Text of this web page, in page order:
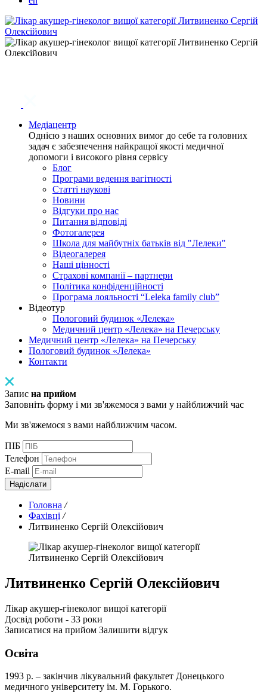
Медіацентр
Однією з наших основних вимог до себе та головних
задач є забезпечення найкращої якості медичної
допомоги і високого рівня сервісу
Блог
Програми ведення вагітності
Статті наукові
Новини
Відгуки про нас
Питання відповіді
Фотогалерея
Школа для майбутніх батьків від "Лелеки"
Відеогалерея
Наші цінності
Страхові компанії – партнери
Політика конфіденційності
Програма лояльності “Leleka family club”
Відеотур
Пологовий будинок «Лелека»
Медичний центр «Лелека» на Печерську
Медичний центр «Лелека» на Печерську
Пологовий будинок «Лелека»
Контакти
Запис на прийом
Заповніть форму і ми зв'яжемося з вами у найближчий час
Ми зв'яжемося з вами найближчим часом.
ПІБ
Телефон
E-mail
Надіслати
Головна /
Фахівці /
Литвиненко Сергій Олексійович
Литвиненко Сергій Олексійович
Лікар акушер-гінеколог вищої категорії
Досвід роботи - 33 роки
Записатися на прийом Залишити відгук
Освіта
1993 р. – закінчив лікувальний факультет Донецького
медичного університету ім. М. Горького.